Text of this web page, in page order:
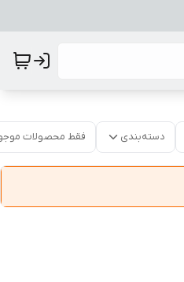
دسته‌بندی فقط محصولات